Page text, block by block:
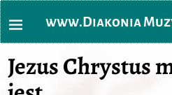
www.Diakonia
Jezus Chrystus